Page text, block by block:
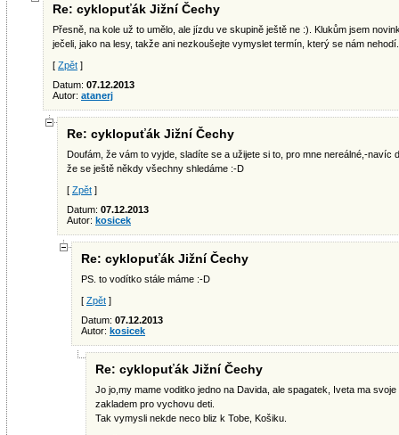
Re: cyklopuťák Jižní Čechy
Přesně, na kole už to umělo, ale jízdu ve skupině ještě ne :). Klukům jsem
ječeli, jako na lesy, takže ani nezkoušejte vymyslet termín, který se nám
[ Zpět ]
Datum: 07.12.2013
Autor: atanerj
Re: cyklopuťák Jižní Čechy
Doufám, že vám to vyjde, sladíte se a užijete si to, pro mne nereálné,-navíc
že se ještě někdy všechny shledáme :-D
[ Zpět ]
Datum: 07.12.2013
Autor: kosicek
Re: cyklopuťák Jižní Čechy
PS. to vodítko stále máme :-D
[ Zpět ]
Datum: 07.12.2013
Autor: kosicek
Re: cyklopuťák Jižní Čechy
Jo jo,my mame voditko jedno na Davida, ale spagatek, Iveta ma
zakladem pro vychovu deti.
Tak vymysli nekde neco bliz k Tobe, Košiku.